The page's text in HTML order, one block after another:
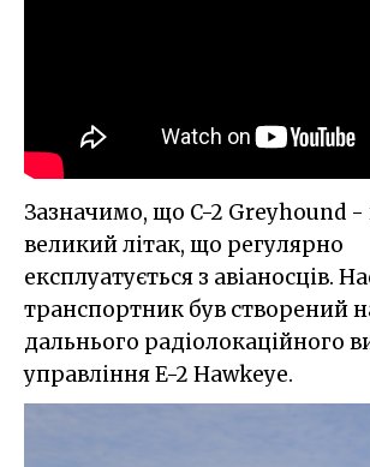
Зазначимо, що C-2 Greyhound
великий літак, що регулярно
експлуатується з авіаносців.
транспортник був створений
дальнього радіолокаційного
управління E-2 Hawkeye.